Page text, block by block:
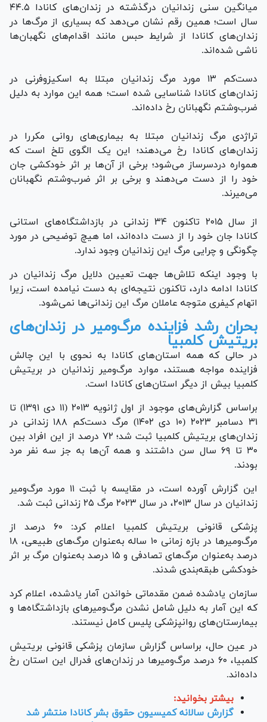
میانگین سنی زندانیان درگذشته در زندان‌های کانادا ۴۴.۵
سال است؛ همین رقم نشان می‌دهد که بسیاری از مرگ‌ها در
زندان‌های کانادا از شرایط حبس مانند اقدام‌های نگهبان‌ها
ناشی شده‌اند.
دست‌کم ۱۳ مورد مرگ زندانیان مبتلا به اسکیزوفرنی در
زندان‌های کانادا شناسایی شده است؛ همه این موارد به دلیل
ضرب‌و‌شتم نگهبانان رخ داده‌اند.
تراژدی مرگ زندانیان مبتلا به بیماری‌های روانی مکررا در
زندان‌های کانادا رخ می‌دهند؛ این یک الگوی تلخ است که
همواره دردسرساز می‌شود؛ برخی از آن‌ها بر اثر خودکشی جان
خود را از دست می‌دهند و برخی بر اثر ضرب‌وشتم نگهبانان
می‌میرند.
از سال ۲۰۱۵ تاکنون ۳۴ زندانی در بازداشتگاه‌های استانی
کانادا جان خود را از دست داده‌اند، اما هیچ توضیحی در مورد
چگونگی و چرایی مرگ این زندانیان وجود ندارد.
با وجود اینکه تلاش‌ها جهت تعیین دلایل مرگ زندانیان در
کانادا ادامه دارد، تاکنون نتیجه‌ای به دست نیامده است، زیرا
اتهام کیفری متوجه عاملان مرگ این زندانی‌ها نمی‌شود.
بحران رشد فزاینده مرگ‌و‌میر در زندان‌های
بریتیش کلمبیا
در حالی که همه استان‌های کانادا به نحوی با این چالش
فزاینده مواجه هستند، موارد مرگ‌ومیر زندانیان در بریتیش
کلمبیا بیش از دیگر استان‌های کانادا است.
براساس گزارش‌های موجود از اول ژانویه ۲۰۱۳ (۱۱ دی ۱۳۹۱) تا
۳۱ دسامبر ۲۰۲۳ (۱۰ دی ۱۴۰۲) مرگ دست‌کم ۱۸۸ زندانی در
زندان‌های بریتیش کلمبیا ثبت شد؛ ۷۲ درصد از این افراد بین
۳۰ تا ۶۹ سال سن داشتند و همه آن‌ها به جز سه نفر مرد
بودند.
این گزارش آورده است، در مقایسه با ثبت ۱۱ مورد مرگ‌ومیر
زندانیان در سال ۲۰۱۳، در سال ۲۰۲۳ مرگ ۲۵ زندانی ثبت شد.
پزشکی قانونی بریتیش کلمبیا اعلام کرد: ۶۰ درصد از
مرگ‌ومیر‌ها در بازه زمانی ۱۰ ساله به‌عنوان مرگ‌های طبیعی، ۱۸
درصد به‌عنوان مرگ‌های تصادفی و ۱۵ درصد به‌عنوان مرگ بر اثر
خودکشی طبقه‌بندی شدند.
سازمان یادشده ضمن مقدماتی خواندن آمار یادشده، اعلام کرد
که این آمار به دلیل شامل نشدن مرگ‌ومیر‌های بازداشتگاه‌ها و
بیمارستان‌های روانپزشکی پلیس کامل نیستند.
در عین حال، براساس گزارش سازمان پزشکی قانونی بریتیش
کلمبیا، ۶۰ درصد مرگ‌ومیر‌ها در زندان‌های فدرال این استان رخ
داده‌اند.
بیشتر بخوانید:
گزارش سالانه کمیسیون حقوق بشر کانادا منتشر شد